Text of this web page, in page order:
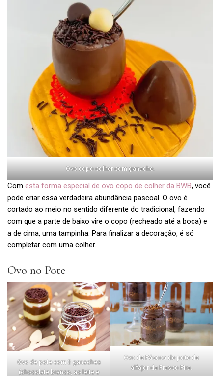
Ovo copo colher com ganache.
Com esta forma especial de ovo copo de colher da BWB, você
pode criar essa verdadeira abundância pascoal. O ovo é
cortado ao meio no sentido diferente do tradicional, fazendo
com que a parte de baixo vire o copo (recheado até a boca) e
a de cima, uma tampinha. Para finalizar a decoração, é só
completar com uma colher.
Ovo no Pote
Ovo de pote com 3 ganaches
(chocolate branco, ao leite e
Ovo de Páscoa de pote de
alfajor da Frasco Pira.